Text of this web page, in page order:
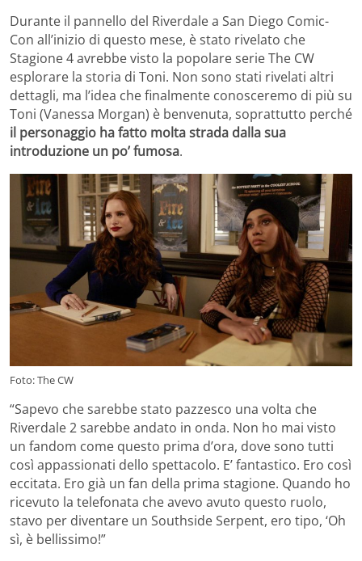
Durante il pannello del Riverdale a San Diego Comic-
Con all’inizio di questo mese, è stato rivelato che
Stagione 4 avrebbe visto la popolare serie The CW
esplorare la storia di Toni. Non sono stati rivelati altri
dettagli, ma l’idea che finalmente conosceremo di più su
Toni (Vanessa Morgan) è benvenuta, soprattutto perché
il personaggio ha fatto molta strada dalla sua
introduzione un po’ fumosa.
Foto: The CW
“Sapevo che sarebbe stato pazzesco una volta che
Riverdale 2 sarebbe andato in onda. Non ho mai visto
un fandom come questo prima d’ora, dove sono tutti
così appassionati dello spettacolo. E’ fantastico. Ero così
eccitata. Ero già un fan della prima stagione. Quando ho
ricevuto la telefonata che avevo avuto questo ruolo,
stavo per diventare un Southside Serpent, ero tipo, ‘Oh
sì, è bellissimo!”